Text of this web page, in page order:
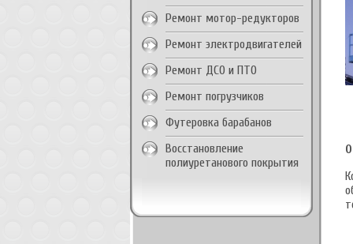
Ремонт мотор-редукторов
Ремонт электродвигателей
Ремонт ДСО и ПТО
Ремонт погрузчиков
Футеровка барабанов
Восстановление
полиуретанового покрытия